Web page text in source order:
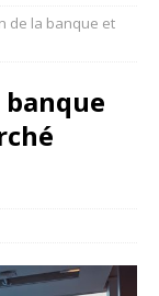
de la banque et